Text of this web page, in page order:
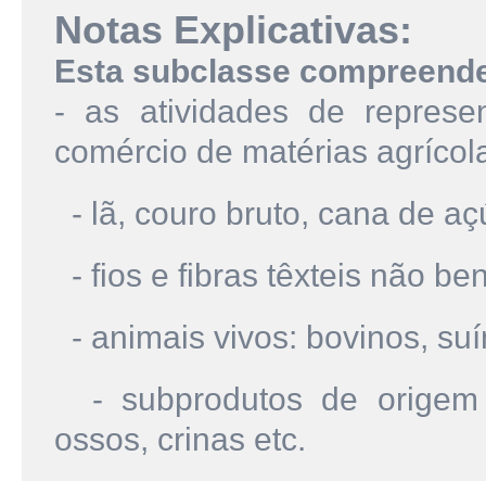
Notas Explicativas:
Esta subclasse
- as atividades de
comércio de matérias
- lã, couro bruto, cana de
- fios e fibras têxteis não
- animais vivos: bovinos,
- subprodutos de origem
ossos, crinas etc.